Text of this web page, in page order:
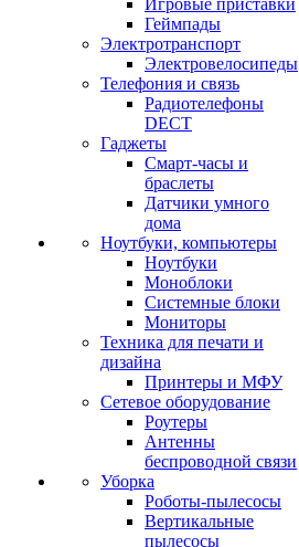
Игровые приставки
Геймпады
Электротранспорт
Электровелосипеды
Телефония и связь
Радиотелефоны
DECT
Гаджеты
Смарт-часы и
браслеты
Датчики умного
дома
Ноутбуки, компьютеры
Ноутбуки
Моноблоки
Системные блоки
Мониторы
Техника для печати и
дизайна
Принтеры и МФУ
Сетевое оборудование
Роутеры
Антенны
беспроводной связи
Уборка
Роботы-пылесосы
Вертикальные
пылесосы